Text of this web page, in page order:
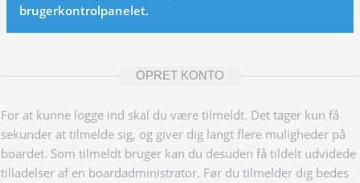
brugerkontrolpanelet.
OPRET KONTO
For at kunne logge ind skal du være tilmeldt. Det tager kun få
sekunder at tilmelde sig, og giver dig langt flere muligheder på
boardet. Som tilmeldt bruger kan du desuden få tildelt udvidede
tilladelser af en boardadministrator. Før du tilmelder dig bedes